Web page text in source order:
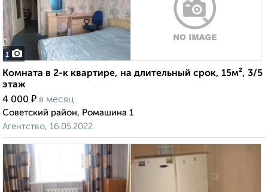
1
Комната в 2-к квартире, на длительный срок, 15м², 3/5
этаж
4 000 ₽ в месяц
Советский район, Ромашина 1
Агентство, 16.05.2022